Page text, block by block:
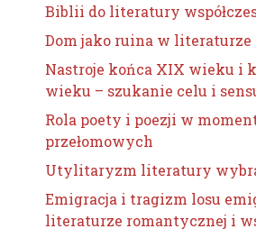
Biblii do literatury
Dom jako ruina w literaturze
Nastroje końca XIX wieku i
wieku – szukanie celu i
Rola poety i poezji w
przełomowych
Utylitaryzm literatury
Emigracja i tragizm losu
literaturze romantycznej i